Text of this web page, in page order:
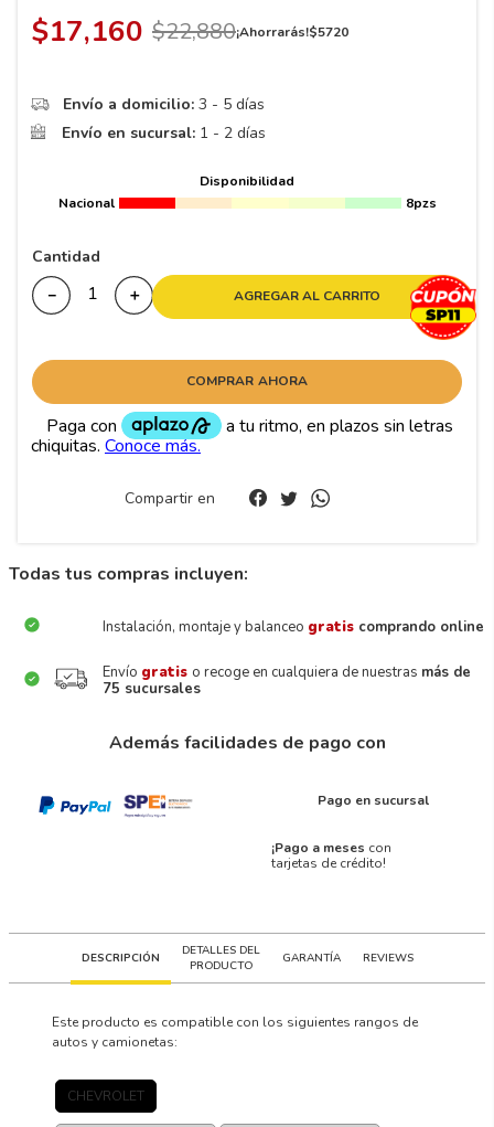
$17,160 $22,880¡Ahorrarás!$5720
Envío a domicilio: 3 - 5 días
Envío en sucursal: 1 - 2 días
Disponibilidad
Nacional
8pzs
Cantidad
＋
－ AGREGAR AL CARRITO
COMPRAR AHORA
Compartir en
Todas tus compras incluyen:
Instalación, montaje y balanceo gratis comprando online
Envío gratis o recoge en cualquiera de nuestras más de
75 sucursales
Además facilidades de pago con
Pago en sucursal
¡Pago a meses con
tarjetas de crédito!
DESCRIPCIÓN
DETALLES DEL
PRODUCTO
GARANTÍA REVIEWS
Este producto es compatible con los siguientes rangos de
autos y camionetas:
CHEVROLET
9.195